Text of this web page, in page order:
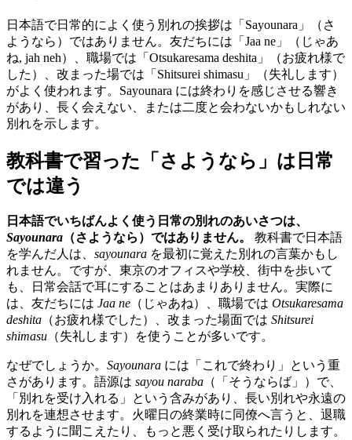
日本語で日常的によく使う別れの挨拶は「Sayounara」（さ
ようなら）ではありません。友だちには「Jaa ne」（じゃあ
ね, jah neh）、職場では「Otsukaresama deshita」（お疲れ様で
した）、改まった場では「Shitsurei shimasu」（失礼します）
がよく使われます。Sayounara には終わりを感じさせる響き
があり、長く会えない、または二度と会わないかもしれない
別れを示します。
教科書で習った「さようなら」は日常
では違う
日本語でいちばんよく使う日常の別れのあいさつは、
Sayounara （さようなら）ではありません。
教科書で日本語
を学んだ人は、 sayounara を最初に覚えた別れの言葉かもし
れません。ですが、東京のオフィスや学校、街中を歩いて
も、日常会話で耳にすることはあまりありません。実際に
は、友だちには Jaa ne （じゃあね）、職場では Otsukaresama
deshita （お疲れ様でした）、改まった場面では Shitsurei
shimasu （失礼します）を使うことが多いです。
なぜでしょうか。 Sayounara には「これで終わり」という重
さがあります。語源は sayou naraba （「そうならば」）で、
「別れを受け入れる」という含みがあり、長い別れや永遠の
別れを連想させます。火曜日の終業時に同僚へ言うと、退職
するように聞こえたり、もっと悪く受け取られたりします。